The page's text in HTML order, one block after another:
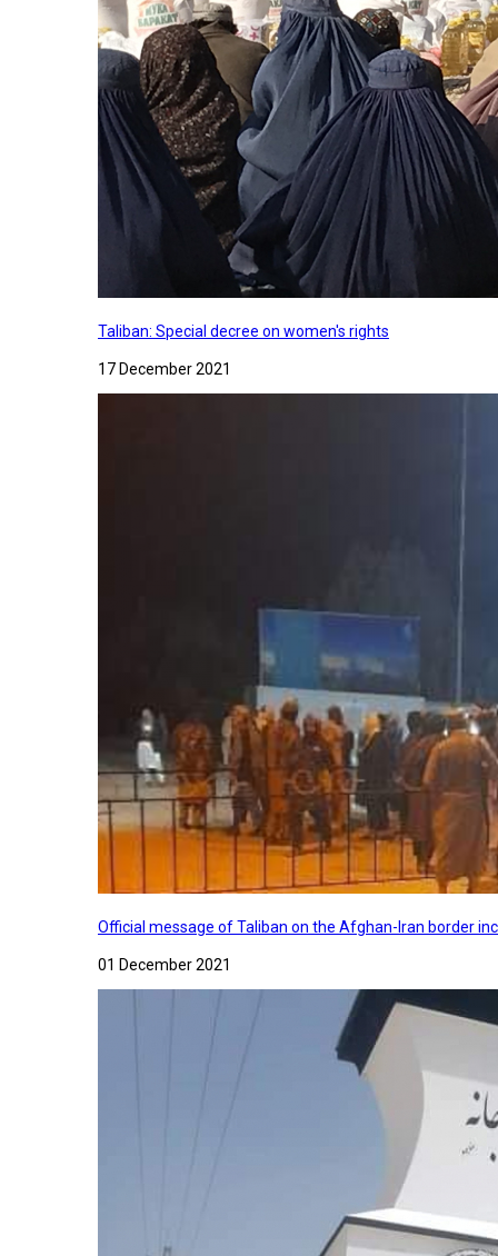
Taliban: Special decree on women's rights
17 December 2021
Official message of Taliban on the Afghan-Iran border
01 December 2021